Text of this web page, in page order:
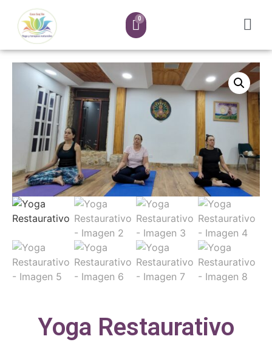
Yoga Restaurativo